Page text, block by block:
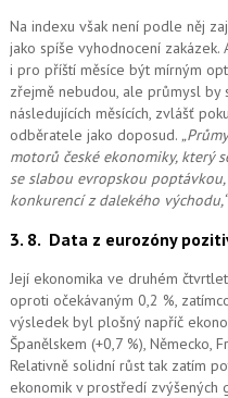
Na indexu však není podle něj
jako spíše vyhodnocení zakázek.
i pro příští měsíce být mírným
zřejmě nebudou, ale průmysl
následujících měsících, zvlášť
odběratele jako doposud.
motorů české ekonomiky, který
se slabou evropskou
konkurencí z dalekého východu,“
3. 8. Data z eurozóny
Její ekonomika ve druhém
oproti očekávaným 0,2 %,
výsledek byl plošný napříč
Španělskem (+0,7 %), Německo,
Relativně solidní růst tak zatím
ekonomik v prostředí zvýšených